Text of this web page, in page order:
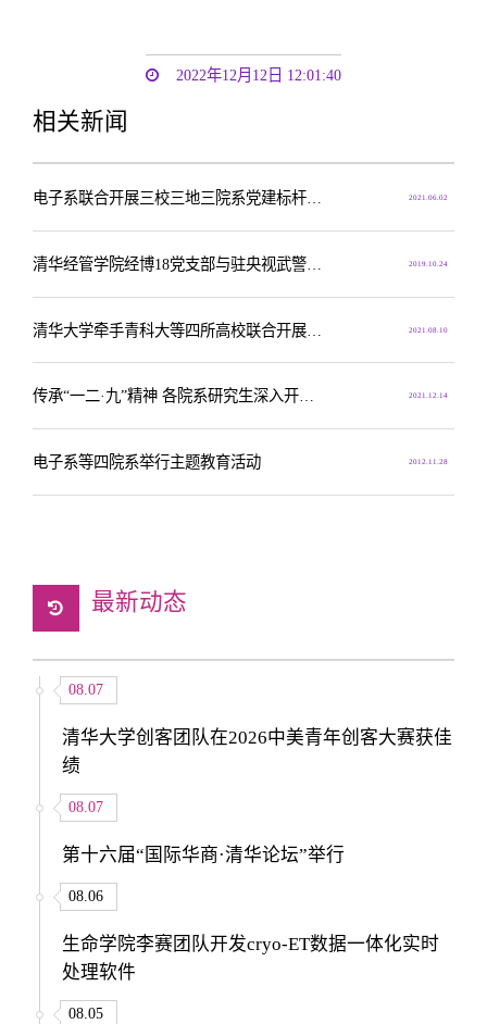
2022年12月12日 12:01:40
相关新闻
2021.06.02
电子系联合开展三校三地三院系党建标杆共建暨“学党史、守初心、迎百年”主题党日活动
2019.10.24
2021.08.10
2021.12.14
2012.11.28
电子系等四院系举行主题教育活动
最新动态
08.07
清华大学创客团队在2026中美青年创客大赛获佳
绩
08.07
第十六届“国际华商·清华论坛”举行
08.06
生命学院李赛团队开发cryo-ET数据一体化实时
处理软件
08.05